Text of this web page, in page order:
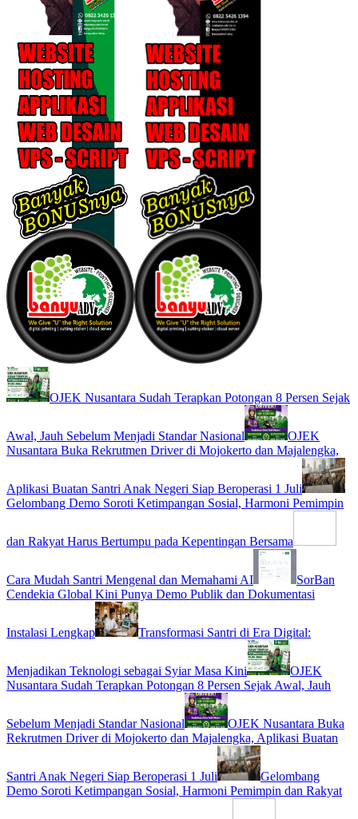
OJEK Nusantara Sudah Terapkan Potongan 8 Persen Sejak
Awal, Jauh Sebelum Menjadi Standar Nasional
OJEK
Nusantara Buka Rekrutmen Driver di Mojokerto dan Majalengka,
Aplikasi Buatan Santri Anak Negeri Siap Beroperasi 1 Juli
Gelombang Demo Soroti Ketimpangan Sosial, Harmoni Pemimpin
dan Rakyat Harus Bertumpu pada Kepentingan Bersama
Cara Mudah Santri Mengenal dan Memahami AI
SorBan
Cendekia Global Kini Punya Demo Publik dan Dokumentasi
Instalasi Lengkap Transformasi Santri di Era Digital:
Menjadikan Teknologi sebagai Syiar Masa Kini
OJEK
Nusantara Sudah Terapkan Potongan 8 Persen Sejak Awal, Jauh
Sebelum Menjadi Standar Nasional
OJEK Nusantara Buka
Rekrutmen Driver di Mojokerto dan Majalengka, Aplikasi Buatan
Santri Anak Negeri Siap Beroperasi 1 Juli
Gelombang
Demo Soroti Ketimpangan Sosial, Harmoni Pemimpin dan Rakyat